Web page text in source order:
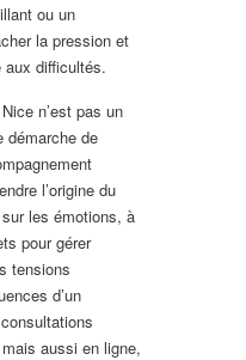
ou un
la pression et
difficultés.
n’est pas un
démarche de
l’origine du
les émotions, à
pour gérer
tensions
d’un
aussi en ligne,